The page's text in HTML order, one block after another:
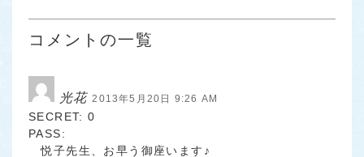
コメントの一覧
光花 2013年5月20日 9:26 AM
SECRET: 0
PASS:
悦子先生、お早う御座います♪